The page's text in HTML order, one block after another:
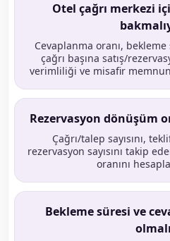
Otel çağrı merkezi
Cevaplanma oranı,
çağrı başına satış/
verimliliği ve misafir
Rezervasyon dönüşüm
Çağrı/talep sayısını,
rezervasyon sayısını takip
oranını
Bekleme süresi ve